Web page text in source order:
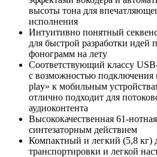
высоты тона для
исполнения
Интуитивно понятный
для быстрой разработки идей
фонограмм на лету
Соответствующий классу
с возможностью
play» к мобильным
отлично подходит для
аудиоконтента
Высококачественная 61-
синтезаторным действием
Компактный и легкий (5,8 кг)
транспортировки и легкой